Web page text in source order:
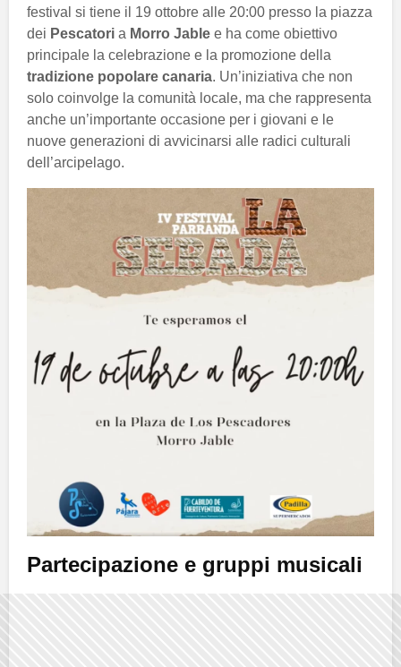
festival si tiene il 19 ottobre alle 20:00 presso la piazza
dei Pescatori a Morro Jable e ha come obiettivo
principale la celebrazione e la promozione della
tradizione popolare canaria. Un’iniziativa che non
solo coinvolge la comunità locale, ma che rappresenta
anche un’importante occasione per i giovani e le
nuove generazioni di avvicinarsi alle radici culturali
dell’arcipelago.
Partecipazione e gruppi musicali